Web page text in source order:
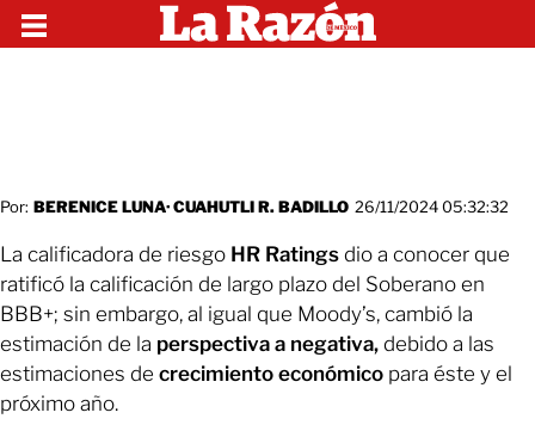
Por: BERENICE LUNA·CUAHUTLI R. BADILLO 26/11/2024 05:32:32
La calificadora de riesgo HR Ratings dio a conocer que
ratificó la calificación de largo plazo del Soberano en
BBB+; sin embargo, al igual que Moody’s, cambió la
estimación de la perspectiva a negativa, debido a las
estimaciones de crecimiento económico para éste y el
próximo año.